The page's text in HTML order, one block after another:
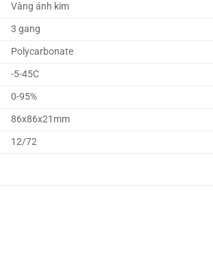
Vàng ánh kim
3 gang
Polycarbonate
-5-45C
0-95%
86x86x21mm
12/72